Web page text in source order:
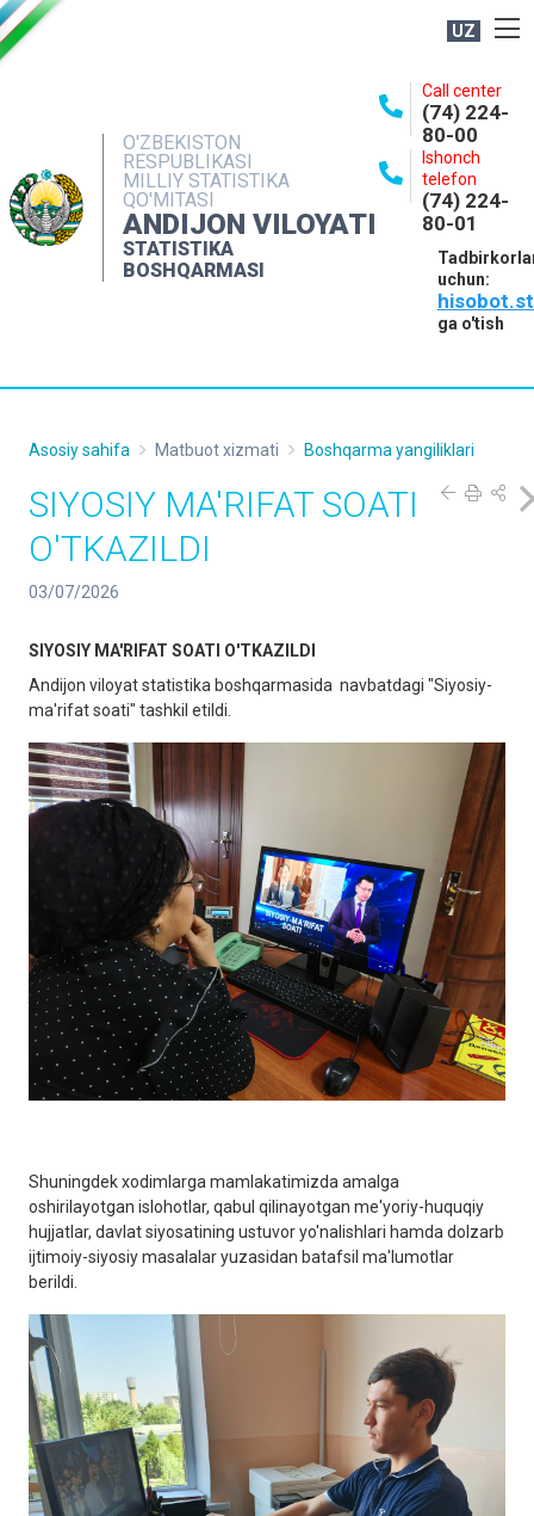
UZ
O'ZBEKISTON
RESPUBLIKASI
MILLIY STATISTIKA
QO'MITASI
ANDIJON VILOYATI
STATISTIKA
BOSHQARMASI
Call center
(74) 224-
80-00
Ishonch
telefon
(74) 224-
80-01
uchun:
ga o'tish
NASHRLAR
INTERAKTIV XIZMATLAR
MATBUOT XIZMATI
MUROJAATLAR
Asosiy sahifa Matbuot xizmati Boshqarma yangiliklari
SIYOSIY MA'RIFAT SOATI
O'TKAZILDI
03/07/2026
SIYOSIY MA'RIFAT SOATI O'TKAZILDI
Andijon viloyat statistika boshqarmasida navbatdagi "Siyosiy-
ma'rifat soati" tashkil etildi.
Shuningdek xodimlarga mamlakatimizda amalga
oshirilayotgan islohotlar, qabul qilinayotgan me'yoriy-huquqiy
hujjatlar, davlat siyosatining ustuvor yo'nalishlari hamda dolzarb
ijtimoiy-siyosiy masalalar yuzasidan batafsil ma'lumotlar
berildi.